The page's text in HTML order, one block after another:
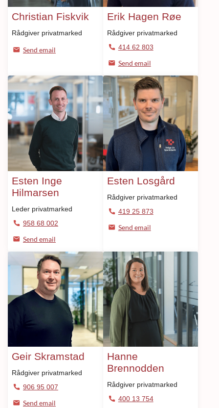
Christian Fiskvik
Rådgiver privatmarked
Send email
Erik Hagen Røe
Rådgiver privatmarked
414 62 803
Send email
Esten Inge
Hilmarsen
Leder privatmarked
958 68 002
Send email
Esten Losgård
Rådgiver privatmarked
419 25 873
Send email
Geir Skramstad
Rådgiver privatmarked
906 95 007
Send email
Hanne
Brennodden
Rådgiver privatmarked
400 13 754